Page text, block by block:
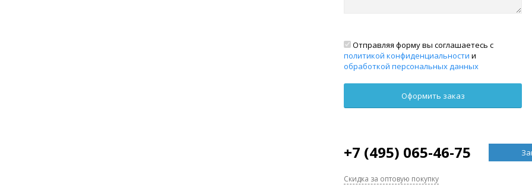
Отправляя форму вы соглашаетесь с
политикой конфиденциальности и
обработкой персональных данных
+7 (495) 065-46-75
Скидка за оптовую покупку